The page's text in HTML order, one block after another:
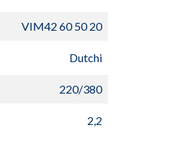
VIM42 60 50 20
Dutchi
220/380
2,2